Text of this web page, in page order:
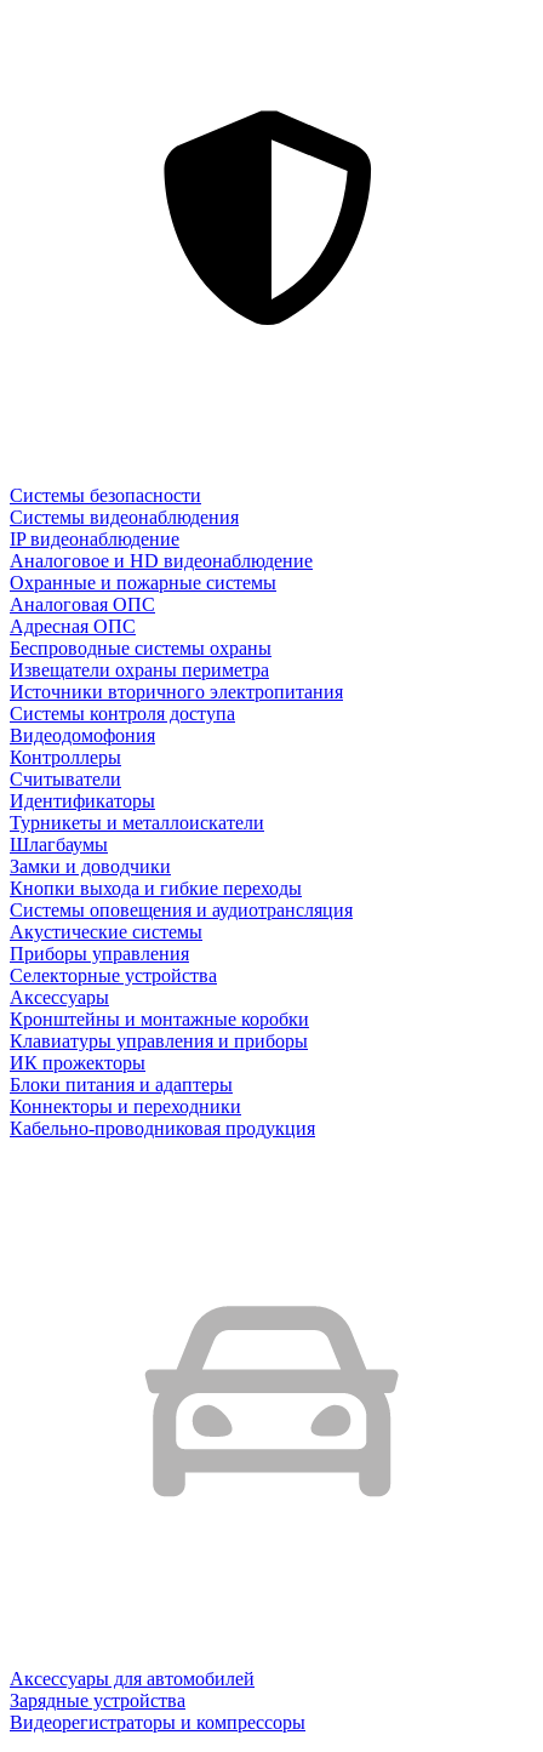
Системы безопасности
Системы видеонаблюдения
IP видеонаблюдение
Аналоговое и HD видеонаблюдение
Охранные и пожарные системы
Аналоговая ОПС
Адресная ОПС
Беспроводные системы охраны
Извещатели охраны периметра
Источники вторичного электропитания
Системы контроля доступа
Видеодомофония
Контроллеры
Считыватели
Идентификаторы
Турникеты и металлоискатели
Шлагбаумы
Замки и доводчики
Кнопки выхода и гибкие переходы
Системы оповещения и аудиотрансляция
Акустические системы
Приборы управления
Селекторные устройства
Аксессуары
Кронштейны и монтажные коробки
Клавиатуры управления и приборы
ИК прожекторы
Блоки питания и адаптеры
Коннекторы и переходники
Кабельно-проводниковая продукция
Аксессуары для автомобилей
Зарядные устройства
Видеорегистраторы и компрессоры